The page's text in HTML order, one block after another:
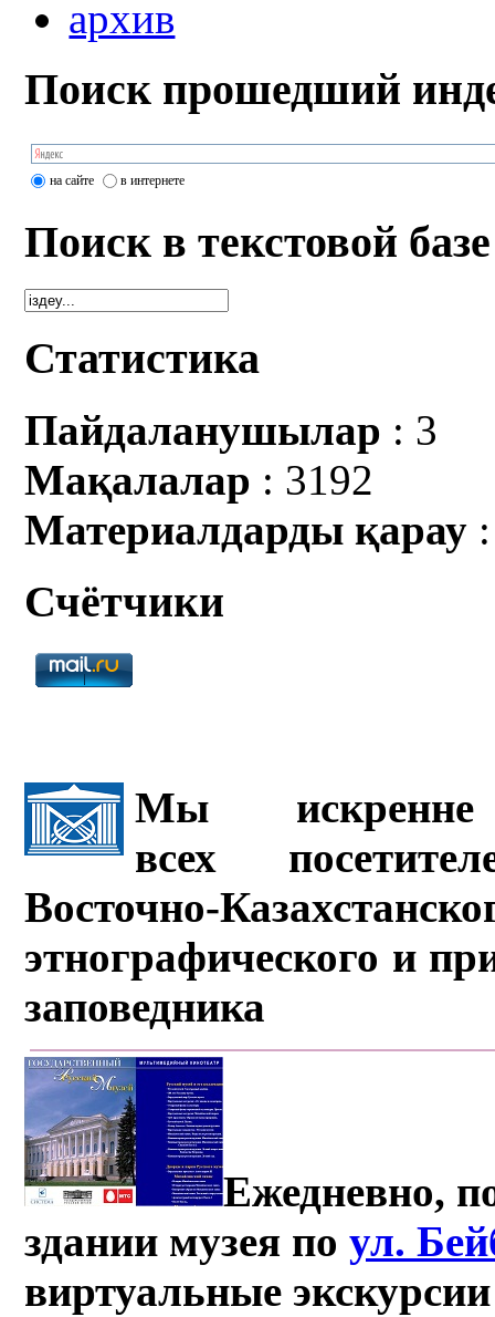
архив
Поиск прошедший
на сайте в интернете
Поиск в текстовой базе
Статистика
Пайдаланушылар : 3
Мақалалар : 3192
Материалдарды қарау
Счётчики
Мы искренне
всех
Восточно-
этнографического и
заповедника
Ежедневно,
здании музея поул.
виртуальные